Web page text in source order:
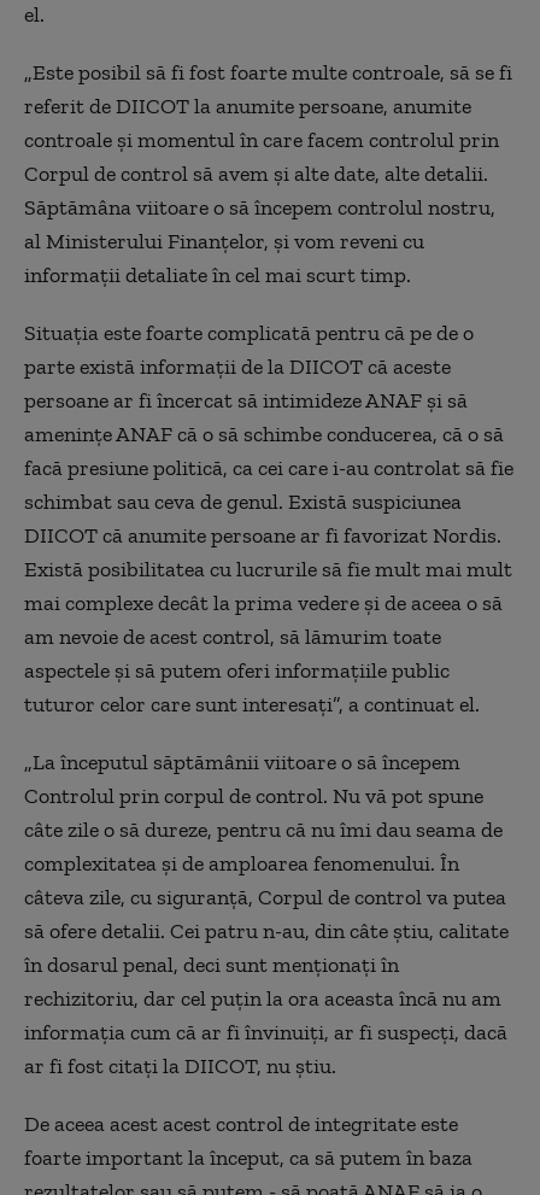
el.
„Este posibil să fi fost foarte multe controale, să se fi
referit de DIICOT la anumite persoane, anumite
controale și momentul în care facem controlul prin
Corpul de control să avem și alte date, alte detalii.
Săptămâna viitoare o să începem controlul nostru,
al Ministerului Finanțelor, și vom reveni cu
informații detaliate în cel mai scurt timp.
Situația este foarte complicată pentru că pe de o
parte există informații de la DIICOT că aceste
persoane ar fi încercat să intimideze ANAF și să
amenințe ANAF că o să schimbe conducerea, că o să
facă presiune politică, ca cei care i-au controlat să fie
schimbat sau ceva de genul. Există suspiciunea
DIICOT că anumite persoane ar fi favorizat Nordis.
Există posibilitatea cu lucrurile să fie mult mai mult
mai complexe decât la prima vedere și de aceea o să
am nevoie de acest control, să lămurim toate
aspectele și să putem oferi informațiile public
tuturor celor care sunt interesați”, a continuat el.
„La începutul săptămânii viitoare o să începem
Controlul prin corpul de control. Nu vă pot spune
câte zile o să dureze, pentru că nu îmi dau seama de
complexitatea și de amploarea fenomenului. În
câteva zile, cu siguranță, Corpul de control va putea
să ofere detalii. Cei patru n-au, din câte știu, calitate
în dosarul penal, deci sunt menționați în
rechizitoriu, dar cel puțin la ora aceasta încă nu am
informația cum că ar fi învinuiți, ar fi suspecți, dacă
ar fi fost citați la DIICOT, nu știu.
De aceea acest acest control de integritate este
foarte important la început, ca să putem în baza